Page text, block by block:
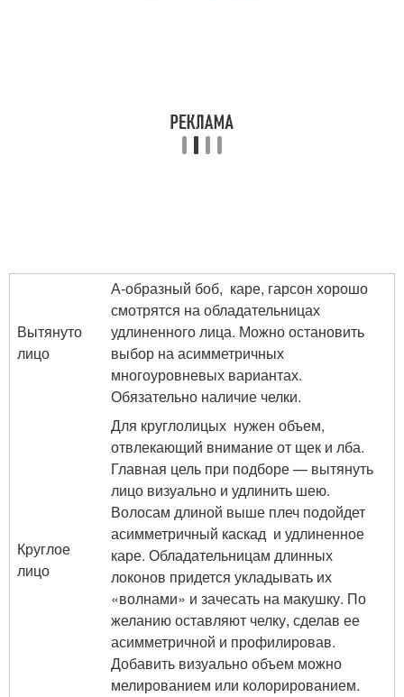
Вытянуто
лицо
А-образный боб, каре, гарсон хорошо
смотрятся на обладательницах
удлиненного лица. Можно остановить
выбор на асимметричных
многоуровневых вариантах.
Обязательно наличие челки.
Круглое
лицо
Для круглолицых нужен объем,
отвлекающий внимание от щек и лба.
Главная цель при подборе — вытянуть
лицо визуально и удлинить шею.
Волосам длиной выше плеч подойдет
асимметричный каскад и удлиненное
каре. Обладательницам длинных
локонов придется укладывать их
«волнами» и зачесать на макушку. По
желанию оставляют челку, сделав ее
асимметричной и профилировав.
Добавить визуально объем можно
мелированием или колорированием.